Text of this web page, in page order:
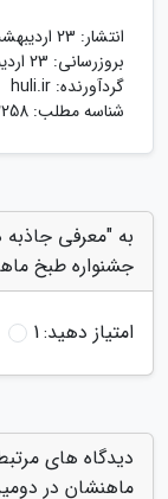
انتشار: 23 اردیبهشت 1402
بروزرسانی: 23 اردیبهشت 1402
گردآورنده: huli.ir
شناسه مطلب: 2258
به "معرفی
جشنواره طبخ
امتیاز دهید:1
دیدگاه های
ماهنشان در